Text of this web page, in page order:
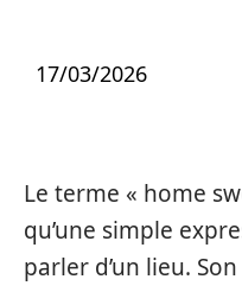
17/03/2026
Le terme « home
qu’une simple
parler d’un lieu.